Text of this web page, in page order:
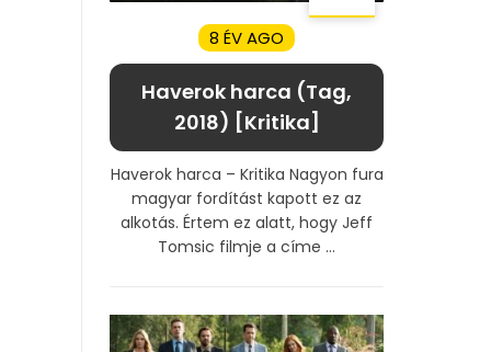
8 ÉV AGO
Haverok harca (Tag,
2018) [Kritika]
Haverok harca – Kritika Nagyon fura
magyar fordítást kapott ez az
alkotás. Értem ez alatt, hogy Jeff
Tomsic filmje a címe ...